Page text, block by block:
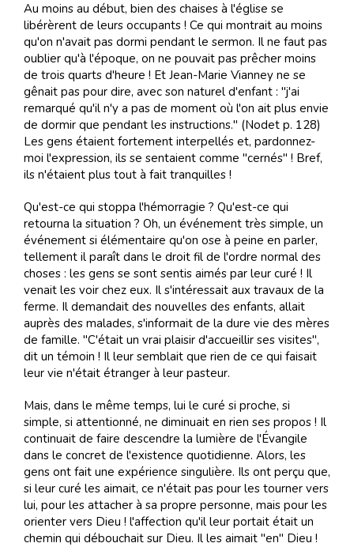
Au moins au début, bien des chaises à l'église se
libérèrent de leurs occupants ! Ce qui montrait au moins
qu'on n'avait pas dormi pendant le sermon. Il ne faut pas
oublier qu'à l'époque, on ne pouvait pas prêcher moins
de trois quarts d'heure ! Et Jean-Marie Vianney ne se
gênait pas pour dire, avec son naturel d'enfant : "j'ai
remarqué qu'il n'y a pas de moment où l'on ait plus envie
de dormir que pendant les instructions." (Nodet p. 128)
Les gens étaient fortement interpellés et, pardonnez-
moi l'expression, ils se sentaient comme "cernés" ! Bref,
ils n'étaient plus tout à fait tranquilles !
Qu'est-ce qui stoppa l'hémorragie ? Qu'est-ce qui
retourna la situation ? Oh, un événement très simple, un
événement si élémentaire qu'on ose à peine en parler,
tellement il paraît dans le droit fil de l'ordre normal des
choses : les gens se sont sentis aimés par leur curé ! Il
venait les voir chez eux. Il s'intéressait aux travaux de la
ferme. Il demandait des nouvelles des enfants, allait
auprès des malades, s'informait de la dure vie des mères
de famille. "C'était un vrai plaisir d'accueillir ses visites",
dit un témoin ! Il leur semblait que rien de ce qui faisait
leur vie n'était étranger à leur pasteur.
Mais, dans le même temps, lui le curé si proche, si
simple, si attentionné, ne diminuait en rien ses propos ! Il
continuait de faire descendre la lumière de l'Évangile
dans le concret de l'existence quotidienne. Alors, les
gens ont fait une expérience singulière. Ils ont perçu que,
si leur curé les aimait, ce n'était pas pour les tourner vers
lui, pour les attacher à sa propre personne, mais pour les
orienter vers Dieu ! l'affection qu'il leur portait était un
chemin qui débouchait sur Dieu. Il les aimait "en" Dieu !